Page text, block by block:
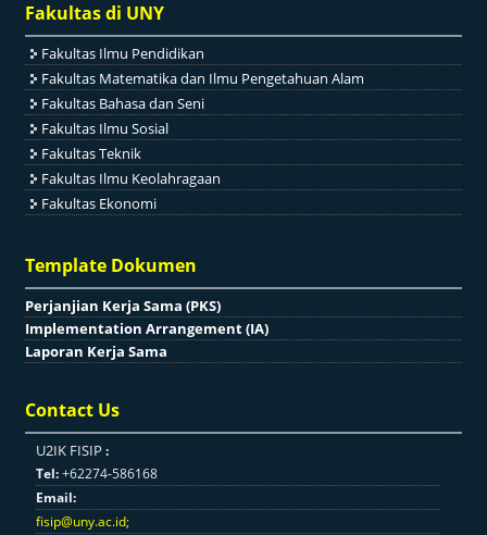
Fakultas di UNY
Fakultas Ilmu Pendidikan
Fakultas Matematika dan Ilmu Pengetahuan Alam
Fakultas Bahasa dan Seni
Fakultas Ilmu Sosial
Fakultas Teknik
Fakultas Ilmu Keolahragaan
Fakultas Ekonomi
Template Dokumen
Perjanjian Kerja Sama (PKS)
Implementation Arrangement (IA)
Laporan Kerja Sama
Contact Us
U2IK FISIP :
Tel:+62274-586168
Email:
fisip@uny.ac.id;